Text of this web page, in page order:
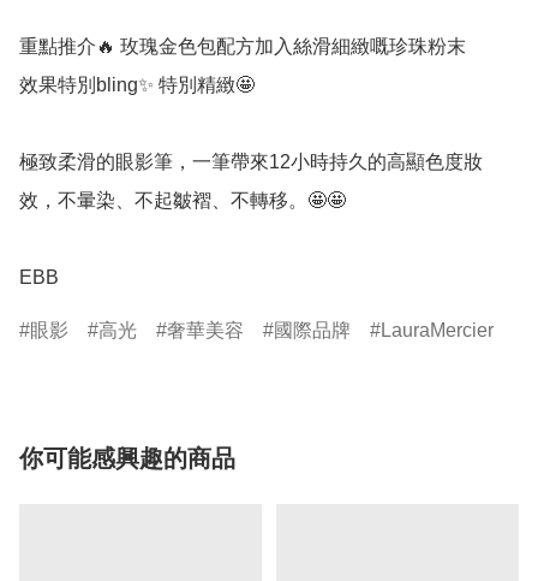
重點推介🔥 玫瑰金色包配方加入絲滑細緻嘅珍珠粉末
效果特別bling✨ 特別精緻🤩
極致柔滑的眼影筆，一筆帶來12小時持久的高顯色度妝
效，不暈染、不起皺褶、不轉移。🤩🤩
EBB
眼影 高光 奢華美容 國際品牌 LauraMercier
你可能感興趣的商品